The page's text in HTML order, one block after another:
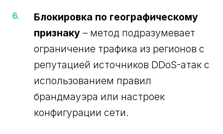
Блокировка по географическому
признаку– метод подразумевает
ограничение трафика из регионов с
репутацией источников DDoS-атак с
использованием правил
брандмауэра или настроек
конфигурации сети.